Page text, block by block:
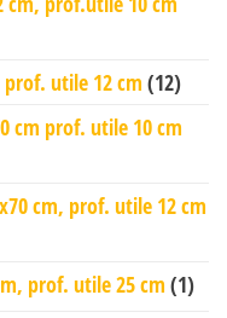
utile 12 cm (12)
cm prof. utile 10 cm
cm, prof. utile 12 cm
prof. utile 25 cm (1)